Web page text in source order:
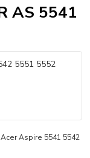
AS 5541
Aspire 5541 5542